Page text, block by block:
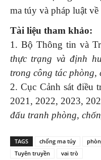
ma túy và pháp luật
Tài liệu tham khảo:
1. Bộ Thông tin và
thực trạng và định
trong công tác phòng,
2. Cục Cảnh sát điều
2021, 2022, 2023,
đấu tranh phòng,
TAGS chống ma túy
Tuyên truyền
vai trò